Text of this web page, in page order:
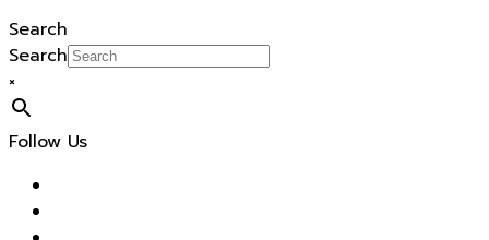
Search
Search
×
Follow Us